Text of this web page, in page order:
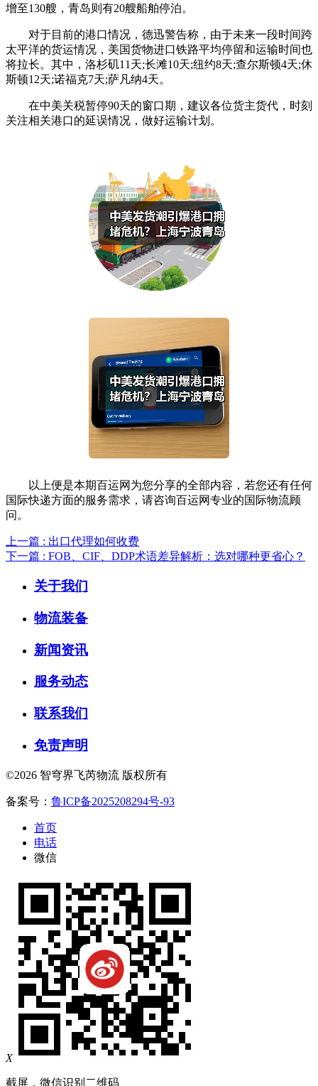
增至130艘，青岛则有20艘船舶停泊。
对于目前的港口情况，德迅警告称，由于未来一段时间跨
太平洋的货运情况，美国货物进口铁路平均停留和运输时间也
将拉长。其中，洛杉矶11天;长滩10天;纽约8天;查尔斯顿4天;休
斯顿12天;诺福克7天;萨凡纳4天。
在中美关税暂停90天的窗口期，建议各位货主货代，时刻
关注相关港口的延误情况，做好运输计划。
以上便是本期百运网为您分享的全部内容，若您还有任何
国际快递方面的服务需求，请咨询百运网专业的国际物流顾
问。
上一篇 : 出口代理如何收费
下一篇 : FOB、CIF、DDP术语差异解析：选对哪种更省心？
关于我们
物流装备
新闻资讯
服务动态
联系我们
免责声明
©2026 智穹界飞芮物流 版权所有
备案号： 鲁ICP备2025208294号-93
首页
电话
微信
X
截屏，微信识别二维码